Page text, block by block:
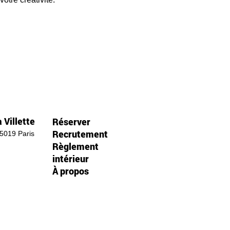
Villette
Paris
Réserver
Recrutement
Règlement
intérieur
À propos